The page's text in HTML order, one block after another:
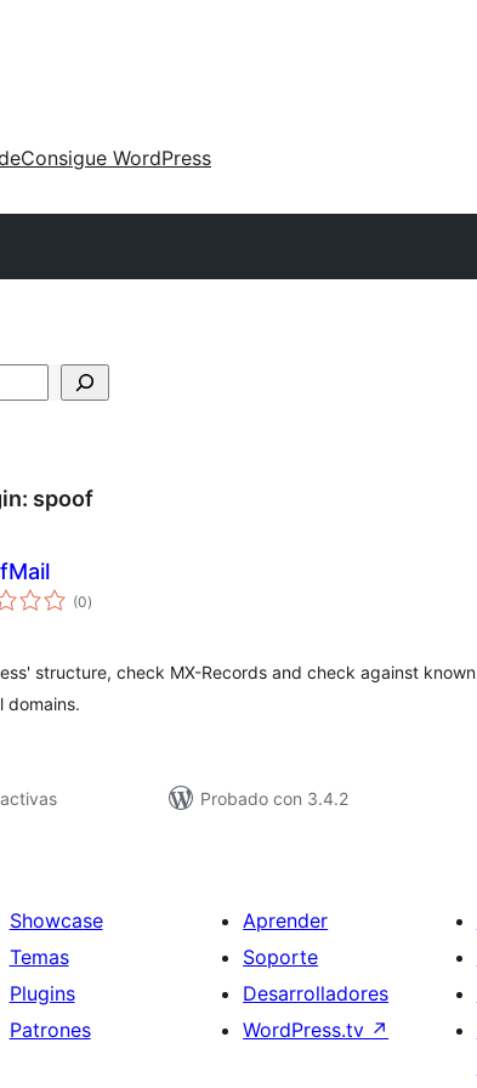
Consigue WordPress
spoof
(0evaluación
total
)
structure, check MX-Records and check against known
domains.
Probado con 3.4.2
Showcase
Temas
Plugins
Patrones
Aprender
Soporte
Desarrolladores
WordPress.tv ↗